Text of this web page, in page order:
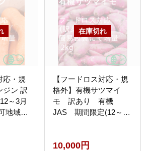
応・規
ン 訳
地域：
【フードロス対応・規
格外】有機サツマイ
モ 訳あり 有機
JAS 期間限定(12～3
縄県】
10,000円